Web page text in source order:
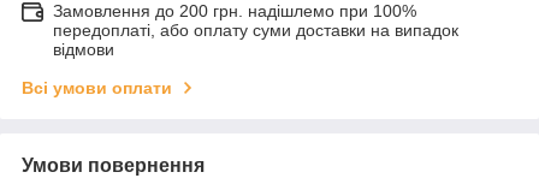
Замовлення до 200 грн. надішлемо при 100%
передоплаті, або оплату суми доставки на випадок
відмови
Всі умови оплати
Умови повернення